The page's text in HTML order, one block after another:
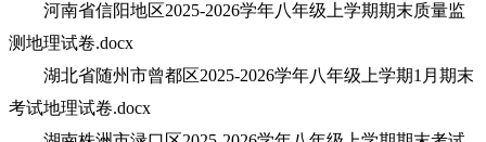
河南省信阳地区2025-2026学年八年级上学期期末质量监
测地理试卷.docx
湖北省随州市曾都区2025-2026学年八年级上学期1月期末
考试地理试卷.docx